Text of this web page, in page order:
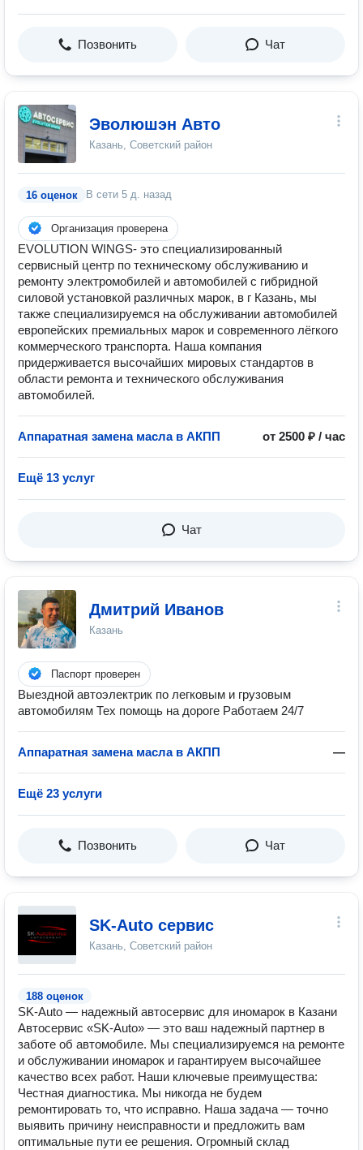
Позвонить Чат
Эволюшэн Авто
Казань, Советский район
16 оценок В сети 5 д. назад
Организация проверена
EVOLUTION WINGS- это специализированный
сервисный центр по техническому обслуживанию и
ремонту электромобилей и автомобилей с гибридной
силовой установкой различных марок, в г Казань, мы
также специализируемся на обслуживании автомобилей
европейских премиальных марок и современного лёгкого
коммерческого транспорта. Наша компания
придерживается высочайших мировых стандартов в
области ремонта и технического обслуживания
автомобилей.
Аппаратная замена масла в АКПП от 2500 ₽ / час
Ещё 13 услуг
Чат
Дмитрий Иванов
Казань
Паспорт проверен
Выездной автоэлектрик по легковым и грузовым
автомобилям Тех помощь на дороге Работаем 24/7
Аппаратная замена масла в АКПП —
Ещё 23 услуги
Позвонить Чат
SK-Auto сервис
Казань, Советский район
188 оценок
SK-Auto — надежный автосервис для иномарок в Казани
Автосервис «SK-Auto» — это ваш надежный партнер в
заботе об автомобиле. Мы специализируемся на ремонте
и обслуживании иномарок и гарантируем высочайшее
качество всех работ. Наши ключевые преимущества:
Честная диагностика. Мы никогда не будем
ремонтировать то, что исправно. Наша задача — точно
выявить причину неисправности и предложить вам
оптимальные пути ее решения. Огромный склад